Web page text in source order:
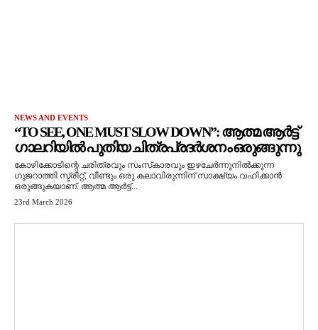
NEWS AND EVENTS
“TO SEE, ONE MUST SLOW DOWN”: ആത്മ ആർട്ട്
ഗാലറിയിൽ പുതിയ ചിത്രപ്രദർശനം ഒരുങ്ങുന്നു
കോഴിക്കോടിന്റെ ചരിത്രവും സംസ്‌കാരവും ഇഴചേർന്നുനിൽക്കുന്ന
ഗുജറാത്തി സ്ട്രീറ്റ്, വീണ്ടും ഒരു കലാവിരുന്നിന് സാക്ഷ്യം വഹിക്കാൻ
ഒരുങ്ങുകയാണ്. ആത്മ ആർട്ട്...
23rd March 2026